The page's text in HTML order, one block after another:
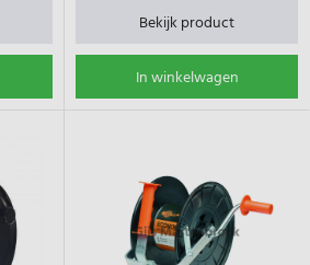
Bekijk product
In winkelwagen